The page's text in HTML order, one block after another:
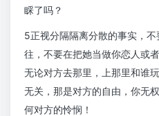
睬了吗？
5正视分隔隔离分散的事实，
往，不要在把她当做你恋人或
无论对方去那里，上那里和谁
无关，那是对方的自由，你无
何对方的怜悯！